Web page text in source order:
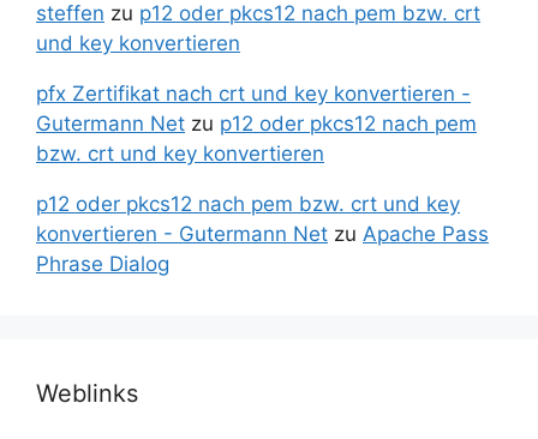
steffen zu p12 oder pkcs12 nach pem bzw. crt
und key konvertieren
pfx Zertifikat nach crt und key konvertieren -
Gutermann Net zu p12 oder pkcs12 nach pem
bzw. crt und key konvertieren
p12 oder pkcs12 nach pem bzw. crt und key
konvertieren - Gutermann Net zu Apache Pass
Phrase Dialog
Weblinks